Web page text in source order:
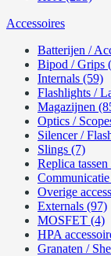
Accessoires
Batterijen /
Bipod / Grips
Internals (59)
Flashlights /
Magazijnen
Optics /
Silencer /
Slings (7)
Replica
Overige
Externals (97)
MOSFET (4)
HPA
Granaten /